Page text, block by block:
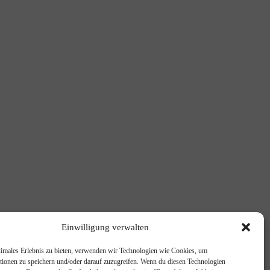
Einwilligung verwalten
Erlebnis zu bieten, verwenden wir Technologien wie Cookies, um
zu speichern und/oder darauf zuzugreifen. Wenn du diesen Technologien